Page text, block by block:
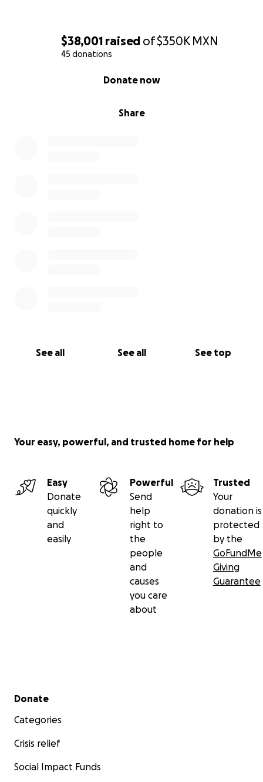
$38,001 raised of$350K MXN
45 donations
Share
Donate now
See all See all See top
Your easy, powerful, and trusted home for help
Easy
Donate
quickly
and
easily
Powerful
Send
help
right to
the
people
and
causes
you care
about
Trusted
Your
donation is
protected
by the
GoFundMe
Giving
Guarantee
Secondary menu
Donate
Categories
Crisis relief
Social Impact Funds